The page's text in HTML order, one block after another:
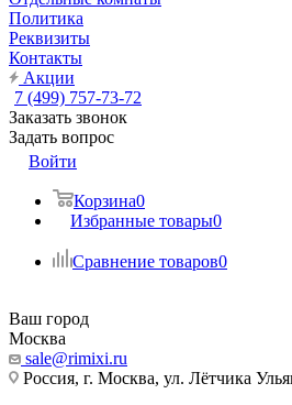
Политика
Реквизиты
Контакты
Акции
7 (499) 757-73-72
Заказать звонок
Задать вопрос
Войти
Корзина0
Избранные товары0
Сравнение товаров0
Ваш город
Москва
sale@rimixi.ru
Россия, г. Москва, ул. Лётчика